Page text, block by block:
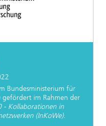
Bundesministerium für
gefördert im Rahmen der
- Kollaborationen in
(InKoWe).